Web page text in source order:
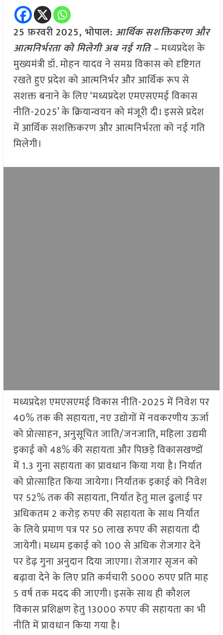
25 फ़रवरी2025, भोपाल: आर्थिक सशक्तिकरण और
आत्मनिर्भरता को मिलेगी अब नई गति –मध्यप्रदेश के
मुख्यमंत्री डॉ. मोहन यादव ने समग्र विकास को दृष्टिगत
रखते हुए प्रदेश को आत्मनिर्भर और आर्थिक रूप से
सशक्त बनाने के लिए ‘मध्यप्रदेश एमएसएमई विकास
नीति-2025’ के क्रियान्वयन को मंजूरी दी। इससे प्रदेश
में आर्थिक सशक्तिकरण और आत्मनिर्भरता को नई गति
मिलेगी।
मध्यप्रदेश एमएसएमई विकास नीति-2025 में निवेश पर
40% तक की सहायता, नए उद्योगों में नवकरणीय ऊर्जा
को प्रोत्साहन, अनुसूचित जाति/जनजाति, महिला उद्यमी
इकाई को 48% की सहायता और पिछड़े विकासखण्डों
में 1.3 गुना सहायता का प्रावधान किया गया है। निर्यात
को प्रोत्साहित किया जायेगा। निर्यातक इकाई को निवेश
पर 52% तक की सहायता, निर्यात हेतु माल ढुलाई पर
अधिकतम 2 करोड़ रुपए की सहायता के साथ निर्यात
के लिये प्रमाण पत्र पर 50 लाख रुपए की सहायता दी
जायेगी। मध्यम इकाई को 100 से अधिक रोजगार देने
पर डेढ़ गुना अनुदान दिया जाएगा। रोजगार सृजन को
बढ़ावा देने के लिए प्रति कर्मचारी 5000 रुपए प्रति माह
5 वर्ष तक मदद की जाएगी। इसके साथ ही कौशल
विकास प्रशिक्षण हेतु 13000 रुपए की सहायता का भी
नीति में प्रावधान किया गया है।